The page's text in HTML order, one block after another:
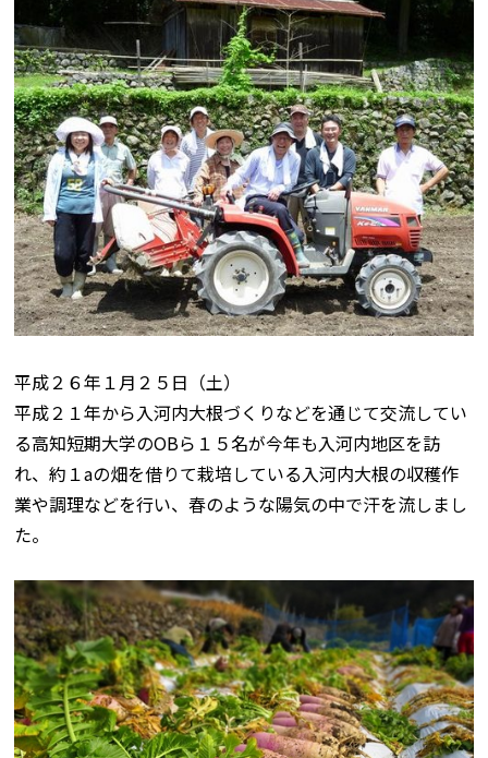
平成２６年１月２５日（土）
平成２１年から入河内大根づくりなどを通じて交流してい
る高知短期大学のOBら１５名が今年も入河内地区を訪
れ、約１aの畑を借りて栽培している入河内大根の収穫作
業や調理などを行い、春のような陽気の中で汗を流しまし
た。